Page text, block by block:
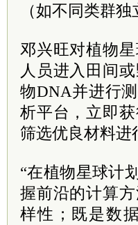
（如不同类群
邓兴旺对植物
人员进入田间
物DNA并进行
析平台，立即
筛选优良材料进
“在植物星球计
握前沿的计算
样性；既是数